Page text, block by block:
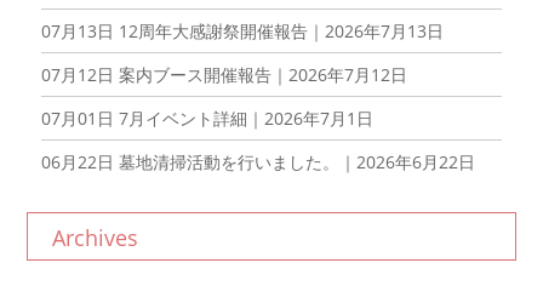
07月13日 12周年大感謝祭開催報告｜2026年7月13日
07月12日 案内ブース開催報告｜2026年7月12日
07月01日 7月イベント詳細｜2026年7月1日
06月22日 墓地清掃活動を行いました。｜2026年6月22日
Archives